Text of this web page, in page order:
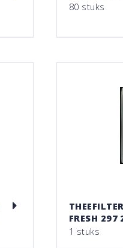
80 stuks
FRESH 297
1 stuks